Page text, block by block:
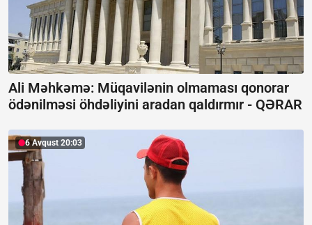
Ali Məhkəmə: Müqavilənin olmaması qonorar
ödənilməsi öhdəliyini aradan qaldırmır - QƏRAR
6 Avqust 20:03